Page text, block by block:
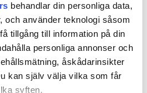
behandlar din personliga data,
och använder teknologi såsom
tillgång till information på din
personliga annonser och
åskådarinsikter
kan själv välja vilka som får
syften.